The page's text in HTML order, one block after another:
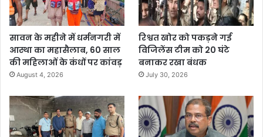
सावन के महीने में धर्मनगरी में
आस्था का महासैलाब, 60 साल
की महिलाओं के कंधों पर कांवड़
August 4, 2026
रिश्वत खोर को पकड़ने गई
विजिलेंस टीम को 20 घंटे
बनाकर रखा बंधक
July 30, 2026